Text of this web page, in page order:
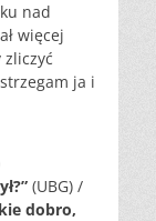
nad
więcej
zliczyć
ja i
(UBG) /
dobro,